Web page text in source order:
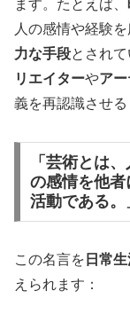
ます。たとえば、
人の感情や経験を
力な手段とされ
リエイターやアー
義を再認識させる
「芸術とは
の感情を他
活動である
この名言を 日常
えられます：